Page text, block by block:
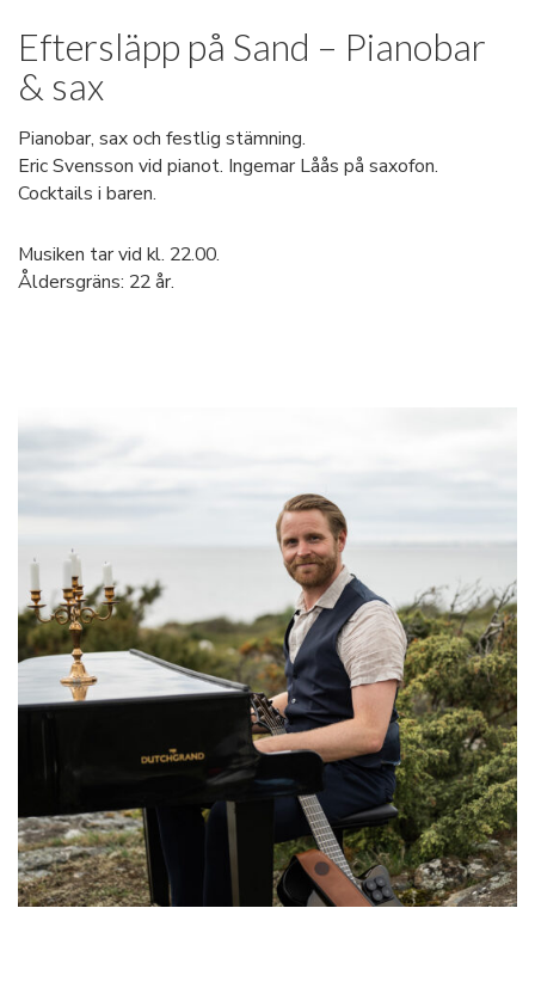
Eftersläpp på Sand – Pianobar
& sax
Pianobar, sax och festlig stämning.
Eric Svensson vid pianot. Ingemar Låås på saxofon.
Cocktails i baren.
Musiken tar vid kl. 22.00.
Åldersgräns: 22 år.